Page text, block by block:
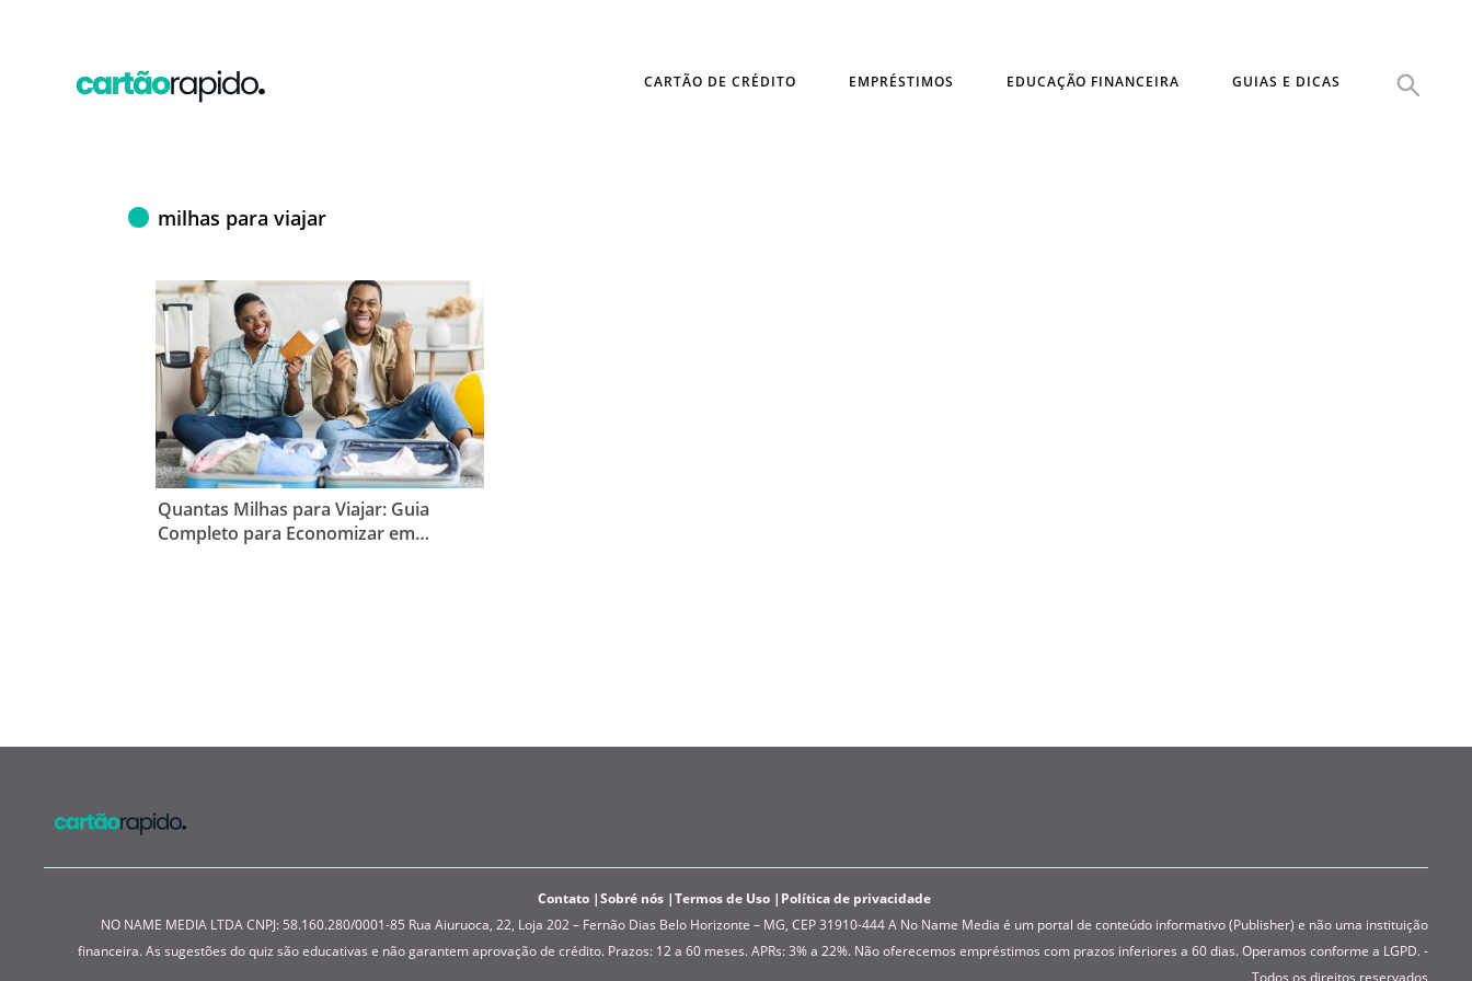
CARTÃO DE CRÉDITO EMPRÉSTIMOS EDUCAÇÃO FINANCEIRA GUIAS E DICAS
milhas para viajar
Quantas Milhas para Viajar: Guia
Completo para Economizar em
Contato Sobré nós Termos de Uso
Política de privacidade
NO NAME MEDIA LTDA CNPJ: 58.160.280/0001-85 Rua Aiuruoca, 22, Loja 202 – Fernão Dias Belo Horizonte – MG, CEP 31910-444 A No Name Media é um portal de conteúdo informativo (Publisher) e não uma instituição
financeira. As sugestões do quiz são educativas e não garantem aprovação de crédito. Prazos: 12 a 60 meses. APRs: 3% a 22%. Não oferecemos empréstimos com prazos inferiores a 60 dias. Operamos conforme a LGPD. -
Todos os direitos reservados